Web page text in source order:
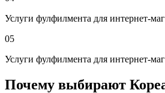
Услуги фулфилмента для интернет-
05
Услуги фулфилмента для интернет-
Почему выбирают